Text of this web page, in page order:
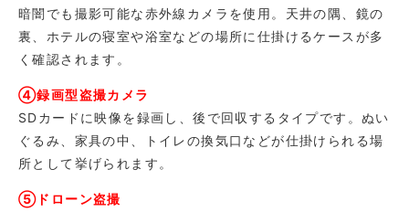
暗闇でも撮影可能な赤外線カメラを使用。天井の隅、鏡の
裏、ホテルの寝室や浴室などの場所に仕掛けるケースが多
く確認されます。
④録画型盗撮カメラ
SDカードに映像を録画し、後で回収するタイプです。ぬい
ぐるみ、家具の中、トイレの換気口などが仕掛けられる場
所として挙げられます。
⑤ドローン盗撮